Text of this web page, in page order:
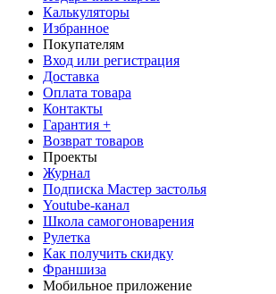
Калькуляторы
Избранное
Покупателям
Вход или регистрация
Доставка
Оплата товара
Контакты
Гарантия +
Возврат товаров
Проекты
Журнал
Подписка Мастер застолья
Youtube-канал
Школа самогоноварения
Рулетка
Как получить скидку
Франшиза
Мобильное приложение